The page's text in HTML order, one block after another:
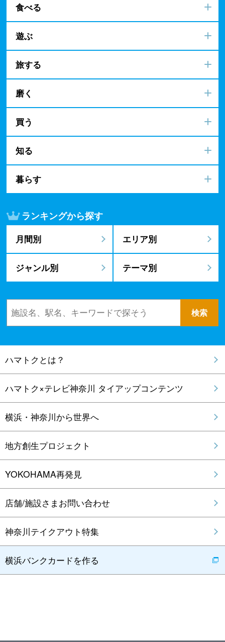
食べる
遊ぶ
旅する
磨く
買う
知る
暮らす
ランキングから探す
月間別 エリア別
ジャンル別 テーマ別
ハマトクとは？
ハマトク×テレビ神奈川 タイアップコンテンツ
横浜・神奈川から世界へ
地方創生プロジェクト
YOKOHAMA再発見
店舗/施設さまお問い合わせ
神奈川テイクアウト特集
横浜バンクカードを作る